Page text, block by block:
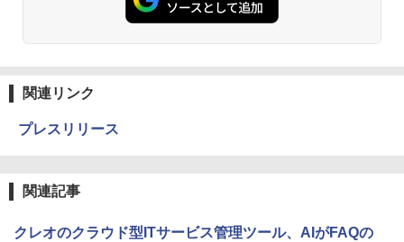
関連リンク
プレスリリース
関連記事
クレオのクラウド型ITサービス管理ツール、AIがFAQの